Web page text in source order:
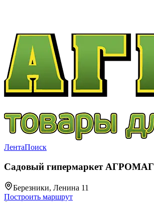
ЛентаПоиск
Садовый гипермаркет АГРОМАГ
Березники, Ленина 11
Построить маршрут